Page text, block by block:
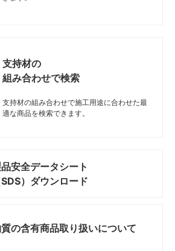
支持材の
組み合わせで検索
支持材の組み合わせで施工用途に合わせた最
適な商品を検索できます。
安全データシート
SDS）ダウンロード
の含有商品取り扱いについて